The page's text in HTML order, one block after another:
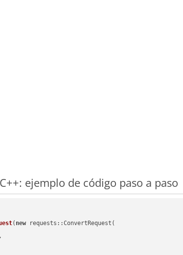
ejemplo de código paso a paso
( new requests::ConvertRequest(
,